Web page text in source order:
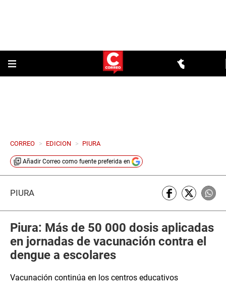
CORREO > EDICION > PIURA
Añadir Correo como fuente preferida en
PIURA
Piura: Más de 50 000 dosis aplicadas
en jornadas de vacunación contra el
dengue a escolares
Vacunación continúa en los centros educativos